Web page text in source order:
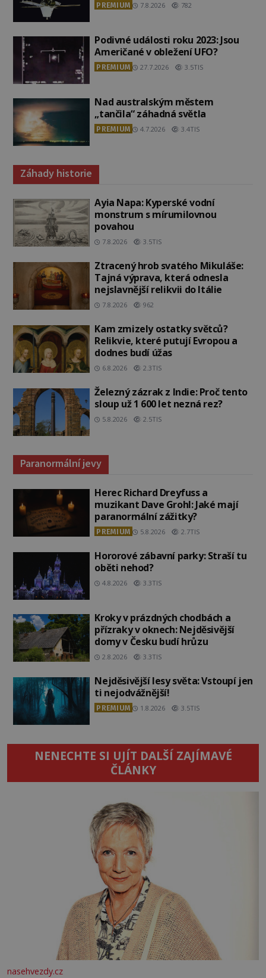
PREMIUM 7.8.2026 782
Podivné události roku 2023: Jsou
Američané v obležení UFO?
PREMIUM 27.7.2026 3.5TIS
Nad australským městem
„tančila“ záhadná světla
PREMIUM 4.7.2026 3.4TIS
Záhady historie
Ayia Napa: Kyperské vodní
monstrum s mírumilovnou
povahou
7.8.2026 3.5TIS
Ztracený hrob svatého Mikuláše:
Tajná výprava, která odnesla
nejslavnější relikvii do Itálie
7.8.2026 962
Kam zmizely ostatky světců?
Relikvie, které putují Evropou a
dodnes budí úžas
6.8.2026 2.3TIS
Železný zázrak z Indie: Proč tento
sloup už 1 600 let nezná rez?
5.8.2026 2.5TIS
Paranormální jevy
Herec Richard Dreyfuss a
muzikant Dave Grohl: Jaké mají
paranormální zážitky?
PREMIUM 5.8.2026 2.7TIS
Hororové zábavní parky: Straší tu
oběti nehod?
4.8.2026 3.3TIS
Kroky v prázdných chodbách a
přízraky v oknech: Nejděsivější
domy v Česku budí hrůzu
2.8.2026 3.3TIS
Nejděsivější lesy světa: Vstoupí jen
ti nejodvážnější!
PREMIUM 1.8.2026 3.5TIS
NENECHTE SI UJÍT DALŠÍ ZAJÍMAVÉ
ČLÁNKY
nasehvezdy.cz